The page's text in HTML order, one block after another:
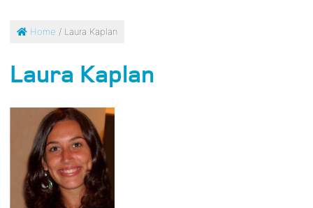
Home / Laura Kaplan
Laura Kaplan